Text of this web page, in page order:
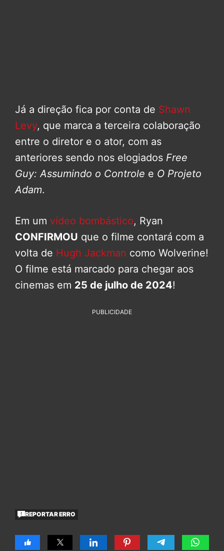
Já a direção fica por conta de Shawn
Levy, que marca a terceira colaboração
entre o diretor e o ator, com as
anteriores sendo nos elogiados Free
Guy: Assumindo o Controle e O Projeto
Adam.
Em um vídeo bombástico, Ryan
CONFIRMOU que o filme contará com a
volta de Hugh Jackman como Wolverine!
O filme está marcado para chegar aos
cinemas em 25 de julho de 2024!
PUBLICIDADE
REPORTAR ERRO